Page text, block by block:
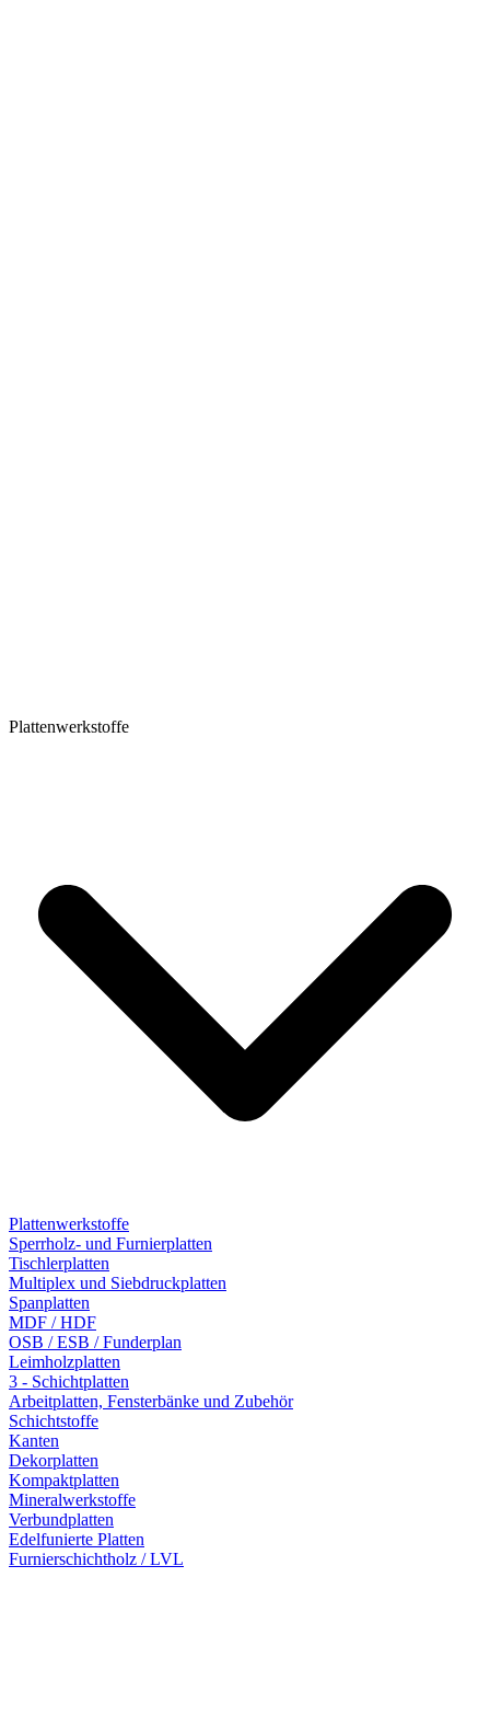
Plattenwerkstoffe
Plattenwerkstoffe
Sperrholz- und Furnierplatten
Tischlerplatten
Multiplex und Siebdruckplatten
Spanplatten
MDF / HDF
OSB / ESB / Funderplan
Leimholzplatten
3 - Schichtplatten
Arbeitplatten, Fensterbänke und Zubehör
Schichtstoffe
Kanten
Dekorplatten
Kompaktplatten
Mineralwerkstoffe
Verbundplatten
Edelfunierte Platten
Furnierschichtholz / LVL